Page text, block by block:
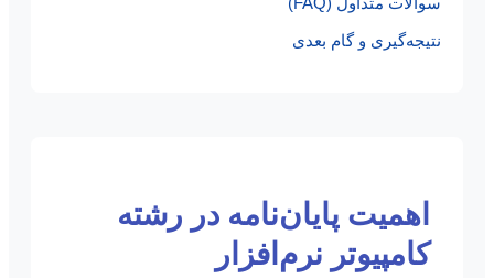
نتیجه‌گیری و گام بعدی
اهمیت پایان‌نامه در رشته
کامپیوتر نرم‌افزار